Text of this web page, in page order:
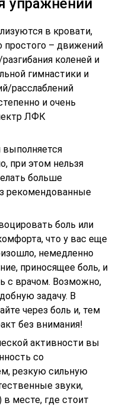
упражнений
в кровати,
простого – движений
коленей и
гимнастики и
расслаблений
и очень
ЛФК
при этом нельзя
больше
рекомендованные
боль или
что у вас еще
немедленно
приносящее боль, и
с врачом. Возможно,
задачу. В
через боль и, тем
без внимания!
активности вы
со
резкую сильную
звуки,
в месте, где стоит